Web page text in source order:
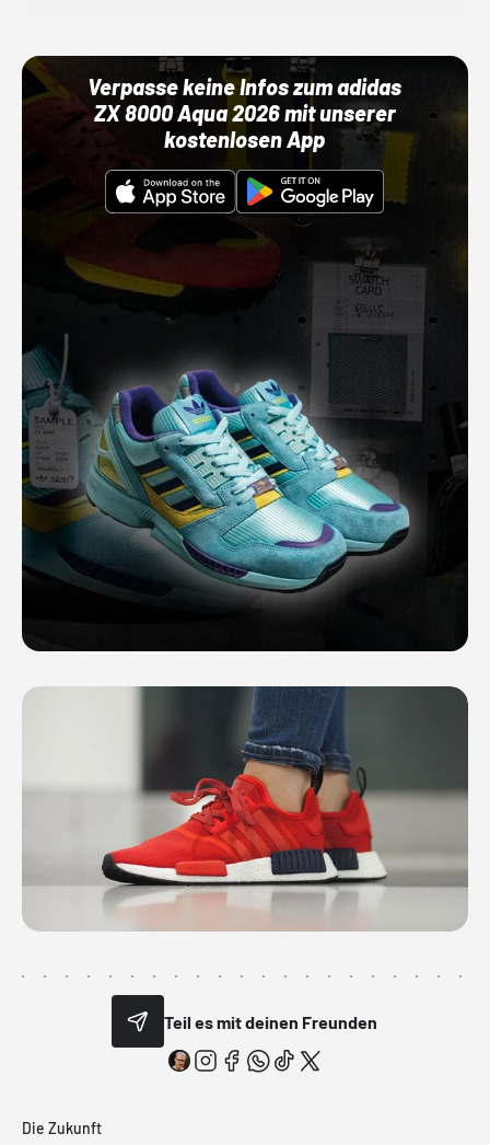
Verpasse keine Infos zum adidas
ZX 8000 Aqua 2026 mit unserer
kostenlosen App
Teil es mit deinen Freunden
Die Zukunft